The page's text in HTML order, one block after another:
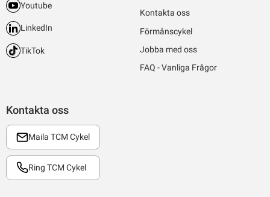
Kontakta oss
Maila TCM Cykel
Ring TCM Cykel
Youtube
LinkedIn
TikTok
Kontakta oss
Förmånscykel
Jobba med oss
FAQ - Vanliga Frågor